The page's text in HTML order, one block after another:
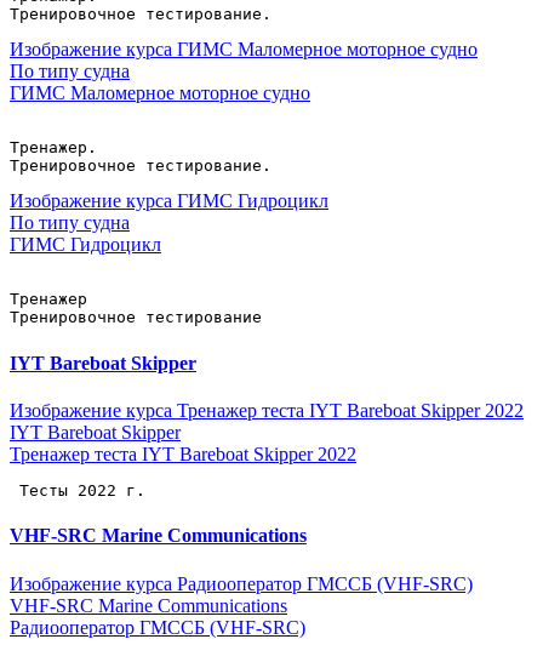
Тренировочное тестирование.
Изображение курса ГИМС Маломерное моторное судно
По типу судна
ГИМС Маломерное моторное судно
Тренажер.
Тренировочное тестирование.
Изображение курса ГИМС Гидроцикл
По типу судна
ГИМС Гидроцикл
Тренажер
Тренировочное тестирование
IYT Bareboat Skipper
Изображение курса Тренажер теста IYT Bareboat Skipper 2022
IYT Bareboat Skipper
Тренажер теста IYT Bareboat Skipper 2022
Тесты 2022 г.
VHF-SRC Marine Communications
Изображение курса Радиооператор ГМССБ (VHF-SRC)
VHF-SRC Marine Communications
Радиооператор ГМССБ (VHF-SRC)